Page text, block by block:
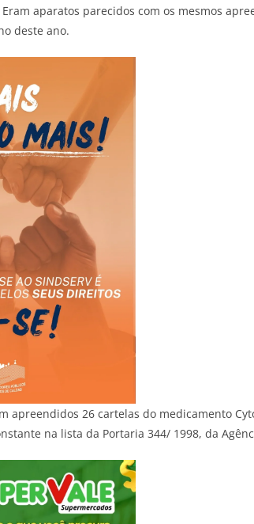
aparatos parecidos com os mesmos
deste ano.
apreendidos 26 cartelas do medicamento
na lista da Portaria 344/ 1998, da